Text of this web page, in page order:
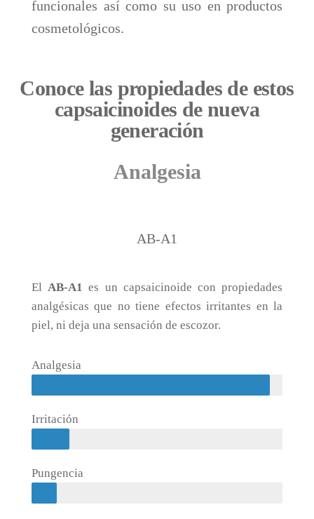
funcionales así como su uso en productos
cosmetológicos.
Conoce las propiedades de estos
capsaicinoides de nueva
generación
Analgesia
AB-A1
ElAB-A1 es un capsaicinoide con propiedades
analgésicas que no tiene efectos irritantes en la
piel, ni deja una sensación de escozor.
Analgesia
Irritación
Pungencia